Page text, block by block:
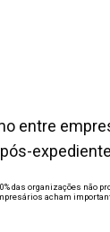
entre
expediente
das organizações não
acham